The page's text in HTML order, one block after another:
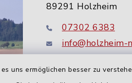
uns ermöglichen besser zu
89291 Holzheim
07302 6383
info@holzheim-